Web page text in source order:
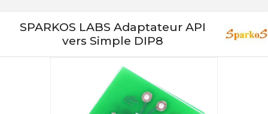
SPARKOS LABS Adaptateur API
vers Simple DIP8